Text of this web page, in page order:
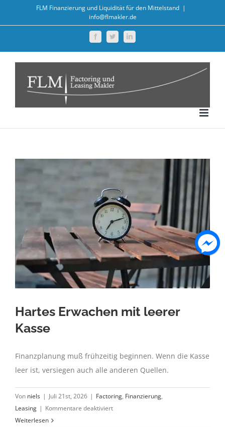
FLM Finanzierung und Liquidität für den Mittelstand |
info@flmakler.de
FacebookTwitterLinkedIn
Hartes Erwachen mit leerer
Kasse
Finanzplanung muß frühzeitig beginnen. Wenn die Kasse
leer ist, versiegen auch alle anderen Quellen.
Von niels | Juli 21st, 2026 | Factoring, Finanzierung,
Leasing | Kommentare deaktiviertfür
Weiterlesen